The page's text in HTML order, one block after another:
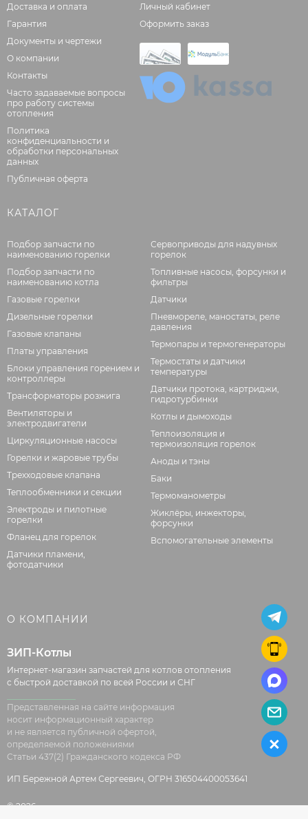
Доставка и оплата
Гарантия
Документы и чертежи
О компании
Контакты
Часто задаваемые вопросы
про работу системы
отопления
Политика
конфиденциальности и
обработки персональных
данных
Публичная оферта
Личный кабинет
Оформить заказ
КАТАЛОГ
Подбор запчасти по
наименованию горелки
Подбор запчасти по
наименованию котла
Газовые горелки
Дизельные горелки
Газовые клапаны
Платы управления
Блоки управления горением и
контроллеры
Трансформаторы розжига
Вентиляторы и
электродвигатели
Циркуляционные насосы
Горелки и жаровые трубы
Трехходовые клапана
Теплообменники и секции
Электроды и пилотные
горелки
Фланец для горелок
Датчики пламени,
фотодатчики
Сервоприводы для надувных
горелок
Топливные насосы, форсунки и
фильтры
Датчики
Пневмореле, маностаты, реле
давления
Термопары и термогенераторы
Термостаты и датчики
температуры
Датчики протока, картриджи,
гидротурбинки
Котлы и дымоходы
Теплоизоляция и
термоизоляция горелок
Аноды и тэны
Баки
Термоманометры
Жиклёры, инжекторы,
форсунки
Вспомогательные элементы
О КОМПАНИИ
ЗИП-Котлы
Интернет-магазин запчастей для котлов отопления
с быстрой доставкой по всей России и СНГ
Представленная на сайте информация
носит информационный характер
и не является публичной офертой,
определяемой положениями
Статьи 437(2) Гражданского кодекса РФ
ИП Бережной Артем Сергеевич, ОГРН 316504400053641
© 2026